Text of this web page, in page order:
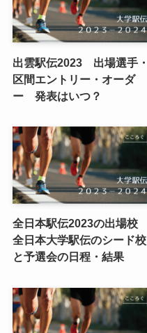
出雲駅伝2023 出場選手・
区間エントリー・オーダ
ー 発表はいつ？
全日本駅伝2023の出場校
全日本大学駅伝のシード校
と予選会の日程・結果